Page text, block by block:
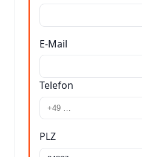
E-Mail
Telefon
PLZ